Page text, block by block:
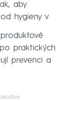
aby
hygieny v
praktických
prevenci a